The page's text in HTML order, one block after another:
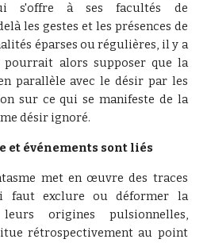
s'offre à ses facultés de
les gestes et les présences de
éparses ou régulières, il y a
pourrait alors supposer que la
parallèle avec le désir par les
sur ce qui se manifeste de la
désir ignoré.
et événements sont liés
met en œuvre des traces
faut exclure ou déformer la
origines pulsionnelles,
rétrospectivement au point